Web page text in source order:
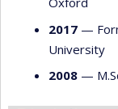
2017 —
University
2008 —